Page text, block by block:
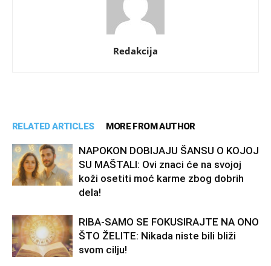
Redakcija
RELATED ARTICLES MORE FROM AUTHOR
NAPOKON DOBIJAJU ŠANSU O KOJOJ
SU MAŠTALI: Ovi znaci će na svojoj
koži osetiti moć karme zbog dobrih
dela!
RIBA-SAMO SE FOKUSIRAJTE NA ONO
ŠTO ŽELITE: Nikada niste bili bliži
svom cilju!